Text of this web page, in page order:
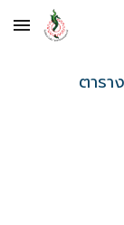
Skip to main
ตารา